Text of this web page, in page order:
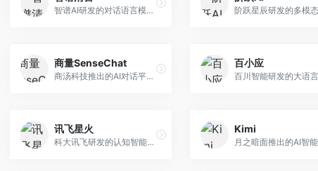
智谱AI研发的对话语言模型，支持中英双语交互。面向中文用户和开发者，提供知识问答、代码编写、文档解读等服务，开源生态完善，学术研究背景深厚。
商量SenseChat
商汤科技推出的AI对话平台，结合计算机视觉和自然语言处理技术。面向企业用户和开发者，支持多模态交互，视觉理解能力强，适合智能客服和内容创作场景。
百小应
讯飞星火
科大讯飞研发的认知智能大模型，深度融合语音识别和自然语言处理技术。面向企业用户和教育领域，提供语音交互、文档处理、代码生成等服务，中文语音识别准确率高。
Kimi